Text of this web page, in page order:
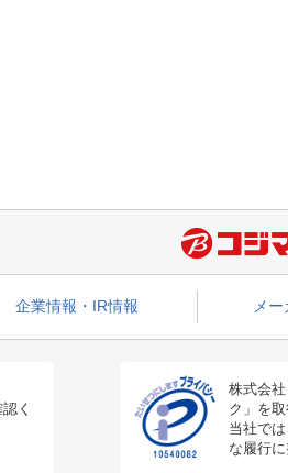
企業情報・IR情報 メ
く
株式会
ク」を取
当社では
な履行に